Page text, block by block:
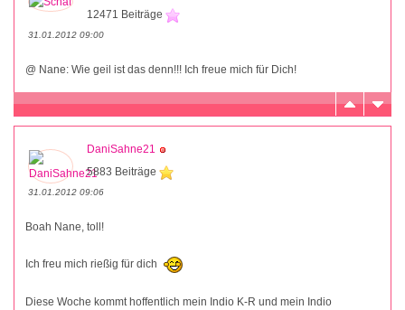
12471 Beiträge
31.01.2012 09:00
@ Nane: Wie geil ist das denn!!! Ich freue mich für Dich!
DaniSahne21
5883 Beiträge
31.01.2012 09:06
Boah Nane, toll!
Ich freu mich rießig für dich
Diese Woche kommt hoffentlich mein Indio K-R und mein Indio